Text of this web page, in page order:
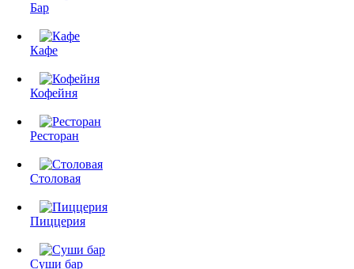
Бар
Кафе
Кофейня
Ресторан
Столовая
Пиццерия
Суши бар